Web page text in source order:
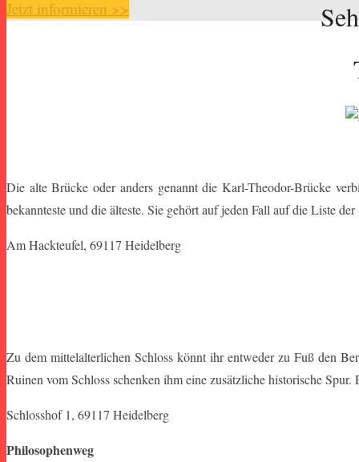
Jetzt informieren >>
Die alte Brücke oder anders genannt die Karl-Theodor-Brücke
bekannteste und die älteste. Sie gehört auf jeden Fall auf die Liste
Am Hackteufel, 69117 Heidelberg
Zu dem mittelalterlichen Schloss könnt ihr entweder zu Fuß den
Ruinen vom Schloss schenken ihm eine zusätzliche historische
Schlosshof 1, 69117 Heidelberg
Philosophenweg